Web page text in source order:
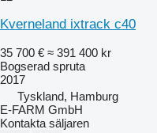
Kverneland ixtrack c40
35 700 € ≈ 391 400 kr
Bogserad spruta
2017
Tyskland, Hamburg
E-FARM GmbH
Kontakta säljaren